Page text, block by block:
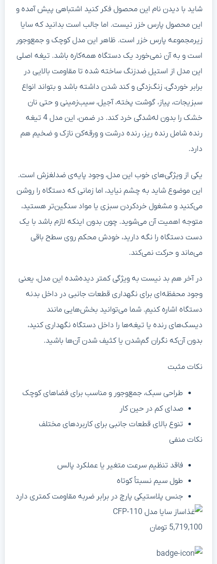
شاید با دیدن نام این محصول فکر کنید اشتباهی پیش آمده و
این محصول پارس خزر نیست. اما جالب است بدانید که سایا
زیرمجموعه پارس خزر است. ظاهر این مدل کوچک و جمع‌وجور
است و به آن نمی‌خورد یک دستگاه همه‌کاره باشد. تیغه اصلی
این مدل از استیل ضدزنگ ساخته شده تا مقاومت بالایی در
برابر خوردگی، زنگ‌زدگی و کند شدن داشته باشد و بتواند انواع
سبزیجات، پیاز، گوشت پخته، آجیل، سیب‌زمینی و حتی نان
خشک را بدون له‌شدگی خرد کند. در ضمن، این مدل 4 تیغه
رنده شامل رنده ریز، رنده درشت و ورقه‌کن نازک و ضخیم هم
دارد.
یکی از ویژگی‌های خوب این مدل، وجود پایه‌ی ضدلغزش است.
این موضوع شاید به چشم نیاید، اما زمانی که دستگاه را روشن
می‌کنید و مشغول خردکردن سبزی یا مواد سنگین‌تر هستید،
متوجه اهمیت آن می‌شوید. چون بدون اینکه لازم باشد با یک
دست دستگاه را نگه دارید، خودش محکم روی سطح باقی
می‌ماند و حرکت نمی‌کند.
در آخر هم بد نیست به ویژگی کمتر دیده‌شده این مدل، یعنی
وجود محفظه‌ای برای نگهداری قطعات جانبی در داخل بدنه
دستگاه اشاره کنیم. شما می‌توانید بخش‌هایی مانند
دیسک‌های رنده یا تیغه‌ها را داخل دستگاه نگهداری کنید،
بدون آن‌که نگران گم‌شدن یا کثیف شدن آن‌ها باشید.
نکات مثبت
طراحی سبک، جمع‌وجور و مناسب برای فضاهای کوچک
صدای کم در حین کار
تنوع بالای قطعات جانبی برای کاربردهای مختلف
نکات منفی
فاقد تنظیم سرعت متغیر یا عملکرد پالس
طول سیم نسبتاً کوتاه
جنس پلاستیکی پارچ در برابر ضربه مقاومت کمتری دارد
5,719,100 تومان